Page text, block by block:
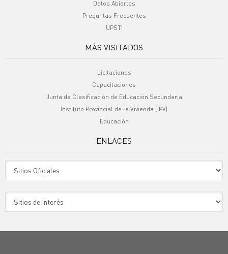
Datos Abiertos
Preguntas Frecuentes
UPSTI
MÁS VISITADOS
Licitaciones
Capacitaciones
Junta de Clasificación de Educación Secundaria
Instituto Provincial de la Vivienda (IPV)
Educación
ENLACES